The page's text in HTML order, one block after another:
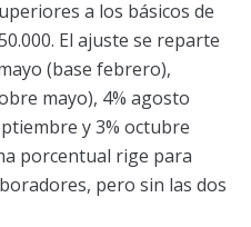
a los básicos de
El ajuste se reparte
(base febrero),
mayo), 4% agosto
y 3% octubre
porcentual rige para
pero sin las dos